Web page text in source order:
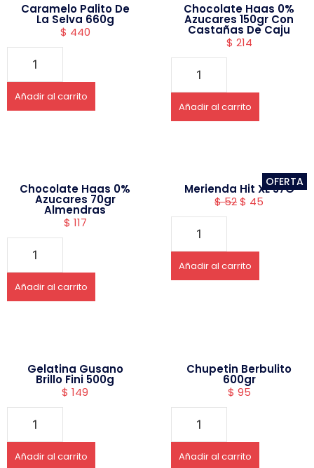
Caramelo Palito De
La Selva 660g
$ 440
Añadir al carrito
Chocolate Haas 0%
Azucares 150gr Con
Castañas De Caju
$ 214
Añadir al carrito
Chocolate Haas 0%
Azucares 70gr
Almendras
$ 117
Añadir al carrito
OFERTA
Merienda Hit XL 37G
$52$ 45
Añadir al carrito
Gelatina Gusano
Brillo Fini 500g
$ 149
Añadir al carrito
Chupetin Berbulito
600gr
$ 95
Añadir al carrito